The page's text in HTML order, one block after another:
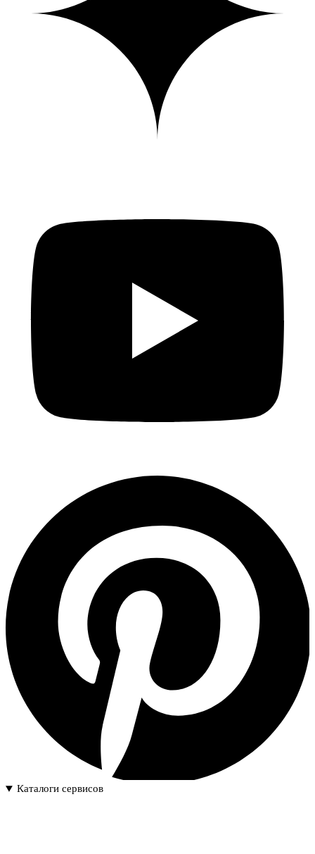
Каталоги сервисов